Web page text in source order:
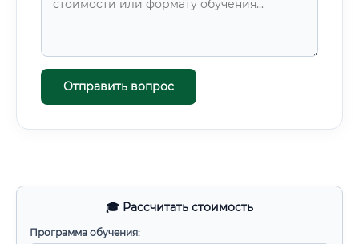
🎓 Рассчитать стоимость
Программа обучения:
Отправить вопрос